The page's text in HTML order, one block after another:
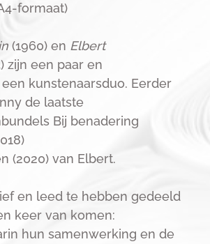
formaat)
(1960) en Elbert
zijn een paar en
kunstenaarsduo. Eerder
de laatste
Bij benadering
(2020) van Elbert.
en leed te hebben gedeeld
keer van komen:
hun samenwerking en de